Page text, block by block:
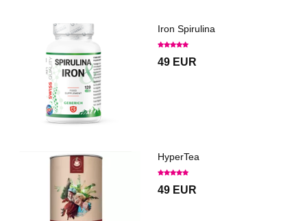
Iron Spirulina
49 EUR
HyperTea
49 EUR